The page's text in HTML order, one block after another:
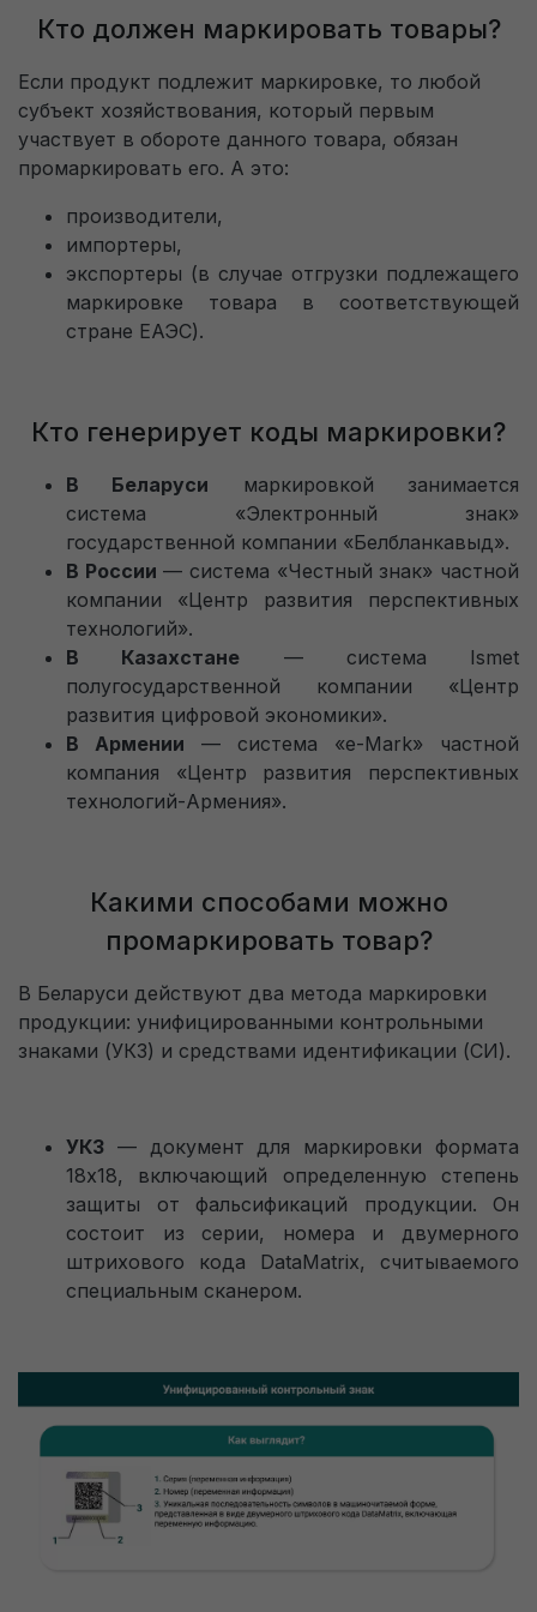
Кто должен маркировать товары?
Если продукт подлежит маркировке, то любой
субъект хозяйствования, который первым
участвует в обороте данного товара, обязан
промаркировать его. А это:
производители,
импортеры,
экспортеры (в случае отгрузки подлежащего
маркировке товара в соответствующей
стране ЕАЭС).
Кто генерирует коды маркировки?
В Беларуси маркировкой занимается
система «Электронный знак»
государственной компании «Белбланкавыд».
В России — система «Честный знак» частной
компании «Центр развития перспективных
технологий».
В Казахстане — система Ismet
полугосударственной компании «Центр
развития цифровой экономики».
В Армении — система «e-Mark» частной
компания «Центр развития перспективных
технологий-Армения».
Какими способами можно
промаркировать товар?
В Беларуси действуют два метода маркировки
продукции: унифицированными контрольными
знаками (УКЗ) и средствами идентификации (СИ).
УКЗ — документ для маркировки формата
18х18, включающий определенную степень
защиты от фальсификаций продукции. Он
состоит из серии, номера и двумерного
штрихового кода DataMatrix, считываемого
специальным сканером.